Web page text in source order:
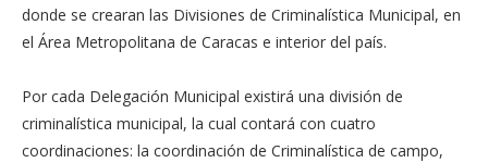
donde se crearan las Divisiones de Criminalística Municipal, en
el Área Metropolitana de Caracas e interior del país.
Por cada Delegación Municipal existirá una división de
criminalística municipal, la cual contará con cuatro
coordinaciones: la coordinación de Criminalística de campo,